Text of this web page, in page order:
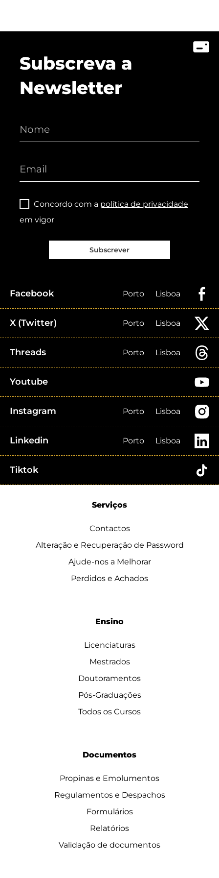
Subscreva a
Newsletter
Concordo com a política de privacidade
em vigor
Subscrever
Facebook Porto Lisboa
X (Twitter) Porto Lisboa
Threads Porto Lisboa
Youtube
Instagram Porto Lisboa
Linkedin Porto Lisboa
Tiktok
Serviços
Contactos
Alteração e Recuperação de Password
Ajude-nos a Melhorar
Perdidos e Achados
Ensino
Licenciaturas
Mestrados
Doutoramentos
Pós-Graduações
Todos os Cursos
Documentos
Propinas e Emolumentos
Regulamentos e Despachos
Formulários
Relatórios
Validação de documentos